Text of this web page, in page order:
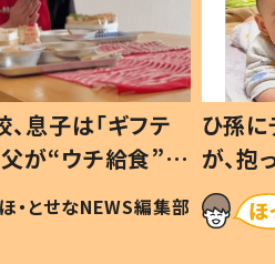
息子は「ギフテ
が“ウチ給食”を
とは #令和の親
ほ・とせなNEWS編集部
ひ孫
が、
「涙が
い」